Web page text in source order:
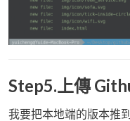
Step5.上傳
我要把本地端的版本推